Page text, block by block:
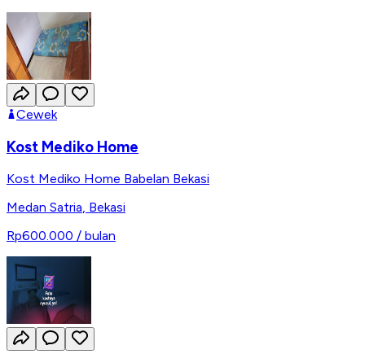
Cewek
Kost Mediko Home
Kost Mediko Home Babelan Bekasi
Medan Satria, Bekasi
Rp600.000 / bulan